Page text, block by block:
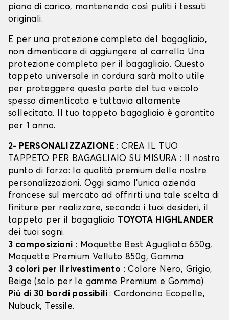
piano di carico, mantenendo così puliti i tessuti
originali.
E per una protezione completa del bagagliaio,
non dimenticare di aggiungere al carrello Una
protezione completa per il bagagliaio. Questo
tappeto universale in cordura sarà molto utile
per proteggere questa parte del tuo veicolo
spesso dimenticata e tuttavia altamente
sollecitata. Il tuo tappeto bagagliaio è garantito
per 1 anno.
2- PERSONALIZZAZIONE: CREA IL TUO
TAPPETO PER BAGAGLIAIO SU MISURA : Il nostro
punto di forza: la qualità premium delle nostre
personalizzazioni. Oggi siamo l’unica azienda
francese sul mercato ad offrirti una tale scelta di
finiture per realizzare, secondo i tuoi desideri, il
tappeto per il bagagliaio TOYOTA HIGHLANDER
dei tuoi sogni.
3 composizioni : Moquette Best Agugliata 650g,
Moquette Premium Velluto 850g, Gomma
3 colori per il rivestimento : Colore Nero, Grigio,
Beige (solo per le gamme Premium e Gomma)
Più di 30 bordi possibili: Cordoncino Ecopelle,
Nubuck, Tessile.